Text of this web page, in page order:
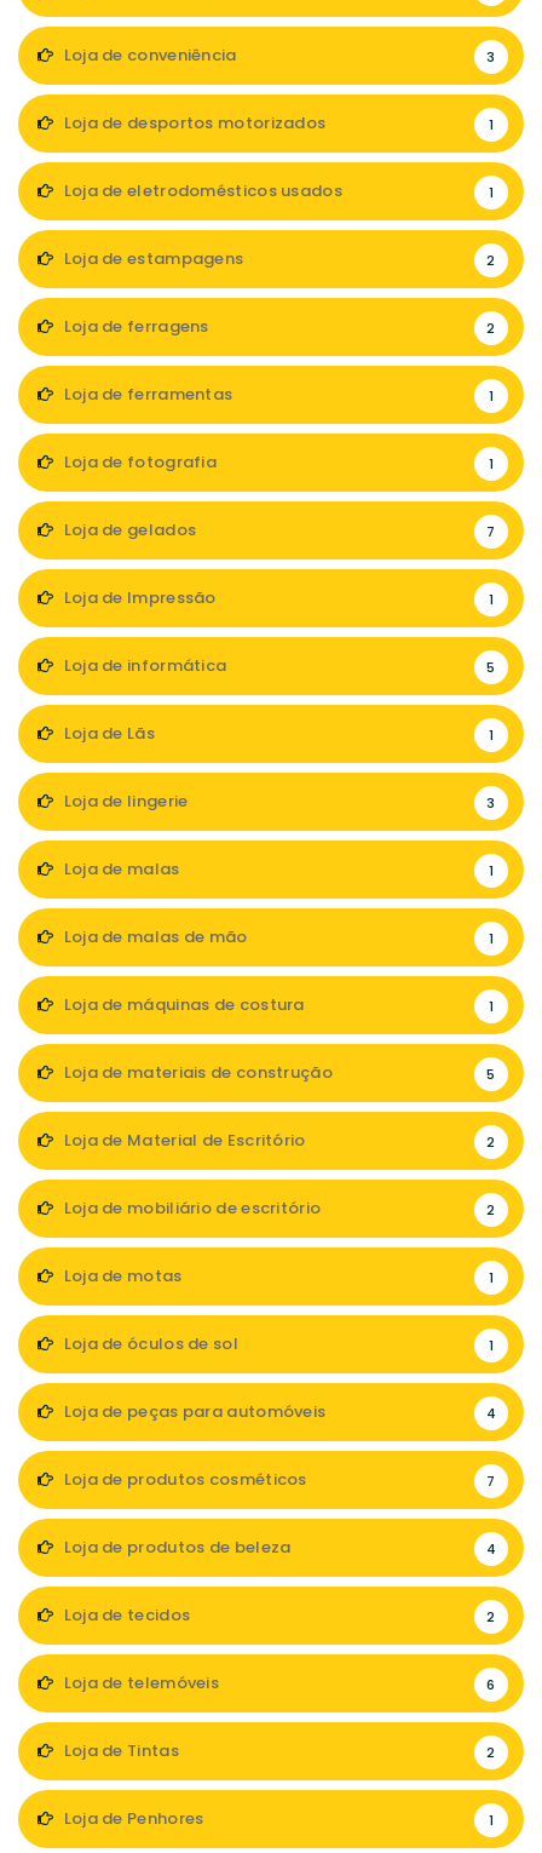
Loja de conveniência 3
Loja de desportos motorizados 1
Loja de eletrodomésticos usados 1
Loja de estampagens 2
Loja de ferragens 2
Loja de ferramentas 1
Loja de fotografia 1
Loja de gelados 7
Loja de Impressão 1
Loja de informática 5
Loja de Lãs 1
Loja de lingerie 3
Loja de malas 1
Loja de malas de mão 1
Loja de máquinas de costura 1
Loja de materiais de construção 5
Loja de Material de Escritório 2
Loja de mobiliário de escritório 2
Loja de motas 1
Loja de óculos de sol 1
Loja de peças para automóveis 4
Loja de produtos cosméticos 7
Loja de produtos de beleza 4
Loja de tecidos 2
Loja de telemóveis 6
Loja de Tintas 2
Loja de Penhores 1